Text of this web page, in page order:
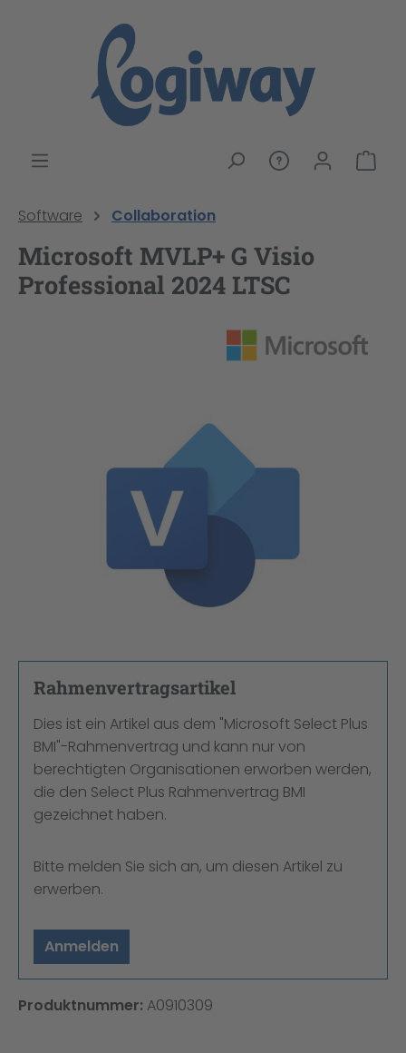
Software Collaboration
Microsoft MVLP+ G Visio
Professional 2024 LTSC
Rahmenvertragsartikel
Dies ist ein Artikel aus dem "Microsoft Select Plus
BMI"-Rahmenvertrag und kann nur von
berechtigten Organisationen erworben werden,
die den Select Plus Rahmenvertrag BMI
gezeichnet haben.
Bitte melden Sie sich an, um diesen Artikel zu
erwerben.
Anmelden
Produktnummer: A0910309